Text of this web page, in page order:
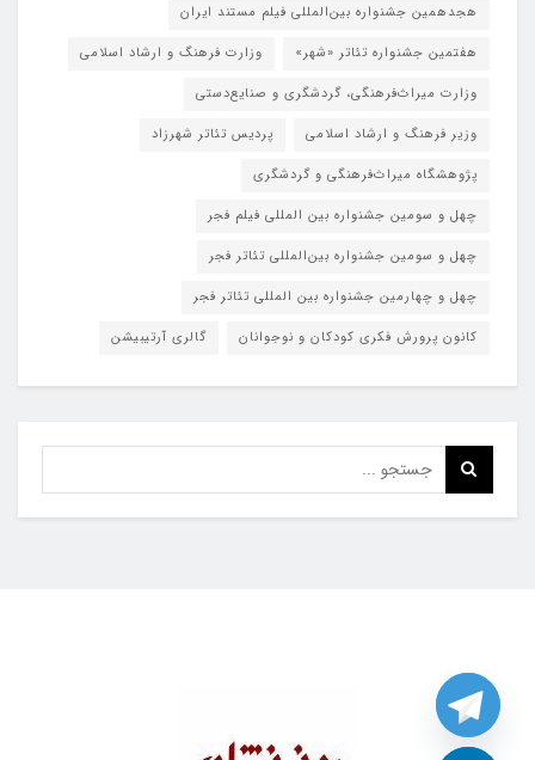
هجدهمین جشنواره بین‌المللی فیلم مستند ایران
هفتمین جشنواره تئاتر «شهر»
وزارت فرهنگ و ارشاد اسلامی
وزارت میراث‌فرهنگی، گردشگری و صنایع‌دستی
وزیر فرهنگ و ارشاد اسلامی
پردیس تئاتر شهرزاد
پژوهشگاه میراث‌فرهنگی و گردشگری
چهل و سومین جشنواره بین المللی فیلم فجر
چهل و سومین جشنواره بین‌المللی تئاتر فجر
چهل و چهارمین جشنواره بین المللی تئاتر فجر
کانون پرورش فکری کودکان و نوجوانان
گالری آرتیبیشن